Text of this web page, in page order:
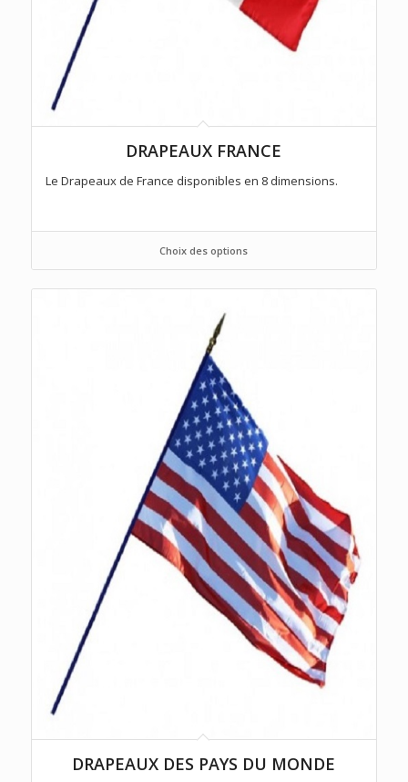
DRAPEAUX FRANCE
Le Drapeaux de France disponibles en 8 dimensions.
Choix des options
DRAPEAUX DES PAYS DU MONDE